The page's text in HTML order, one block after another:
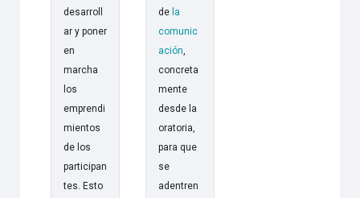
desarroll
ar y poner
en
marcha
los
emprendi
mientos
de los
participan
tes. Esto
de la
comunic
ación,
concreta
mente
desde la
oratoria,
para que
se
adentren